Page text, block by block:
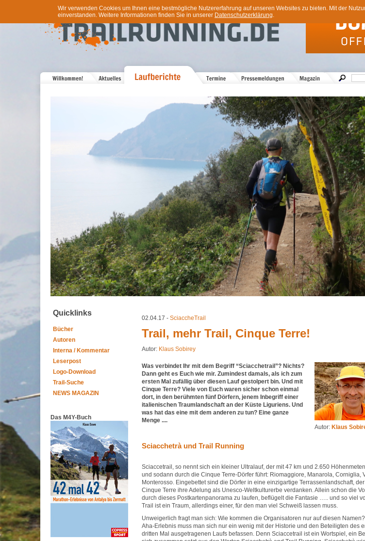
Wir verwenden Cookies um Ihnen eine bestmögliche Nutzererfahrung auf unseren Websites zu bieten. Mit der
einverstanden. Weitere Informationen finden Sie in unserer Datenschutzerklärung.
Quicklinks
Bücher
Autoren
Interna / Kommentar
Leserpost
Logo-Download
Trail-Suche
NEWS MAGAZIN
Das M4Y-Buch
02.04.17 - SciaccheTrail
Trail, mehr Trail, Cinque Terre!
Autor: Klaus Sobirey
Autor: Klaus
Was verbindet Ihr mit dem Begriff “Sciacchetrail”? Nichts?
Dann geht es Euch wie mir. Zumindest damals, als ich zum
ersten Mal zufällig über diesen Lauf gestolpert bin. Und mit
Cinque Terre? Viele von Euch waren sicher schon einmal
dort, in den berühmten fünf Dörfern, jenem Inbegriff einer
italienischen Traumlandschaft an der Küste Liguriens. Und
was hat das eine mit dem anderen zu tun? Eine ganze
Menge ....
Sciacchetrà und Trail Running
Sciaccetrail, so nennt sich ein kleiner Ultralauf, der mit 47 km und 2.650
und sodann durch die Cinque Terre-Dörfer führt: Riomaggiore, Manarola, Corniglia,
Monterosso. Eingebettet sind die Dörfer in eine einzigartige Terrassenlandschaft,
Cinque Terre ihre Adelung als Unesco-Weltkulturerbe verdanken. Allein schon die
durch dieses Postkartenpanorama zu laufen, beflügelt die Fantasie ….. und so viel
Trail ist ein Traum, allerdings einer, für den man viel Schweiß lassen muss.
Unweigerlich fragt man sich: Wie kommen die Organisatoren nur auf diesen
Aha-Erlebnis muss man sich nur ein wenig mit der Historie und den Beteiligten des
dritten Mal ausgetragenen Laufs befassen. Denn Sciaccetrail ist ein Wortspiel, ein